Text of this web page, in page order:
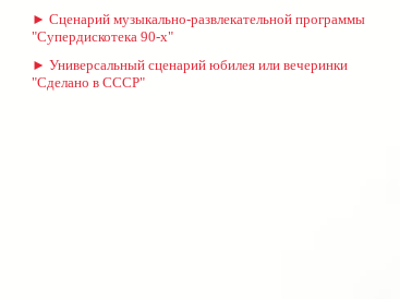
► Сценарий музыкально-развлекательной программы
"Супердискотека 90-х"
► Универсальный сценарий юбилея или вечеринки
"Сделано в СССР"